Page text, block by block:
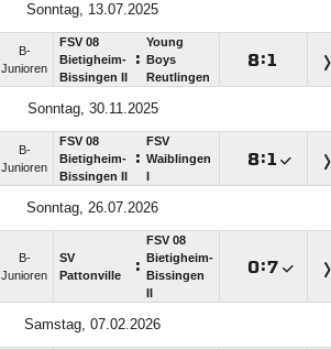
Sonntag, 13.07.2025
B-
Junioren
FSV 08
Bietigheim-
Bissingen II
:
Young
Boys
Reutlingen
:
Sonntag, 30.11.2025
B-
Junioren
FSV 08
Bietigheim-
Bissingen II
:
FSV
Waiblingen
:
Sonntag, 26.07.2026
B-
Junioren
SV
Pattonville
:
FSV 08
Bietigheim-
Bissingen
:
Samstag, 07.02.2026